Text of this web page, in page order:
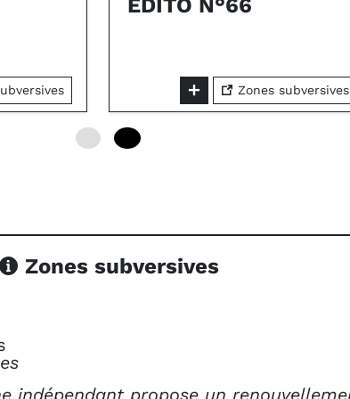
ÉDITO N°66
Zones subversives
Zones subversives